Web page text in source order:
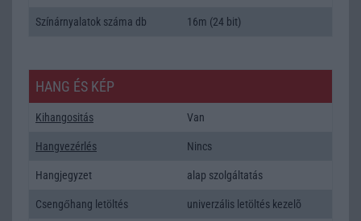
Színárnyalatok száma db 16m (24 bit)
HANG ÉS KÉP
Kihangositás Van
Hangvezérlés Nincs
Hangjegyzet alap szolgáltatás
Csengőhang letöltés univerzális letöltés kezelõ